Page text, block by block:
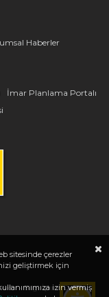
Haberler
İmar Planlama Portalı
- Bilgi İşlem Dairesi
sitesinde çerezler
geliştirmek için
izin vermiş